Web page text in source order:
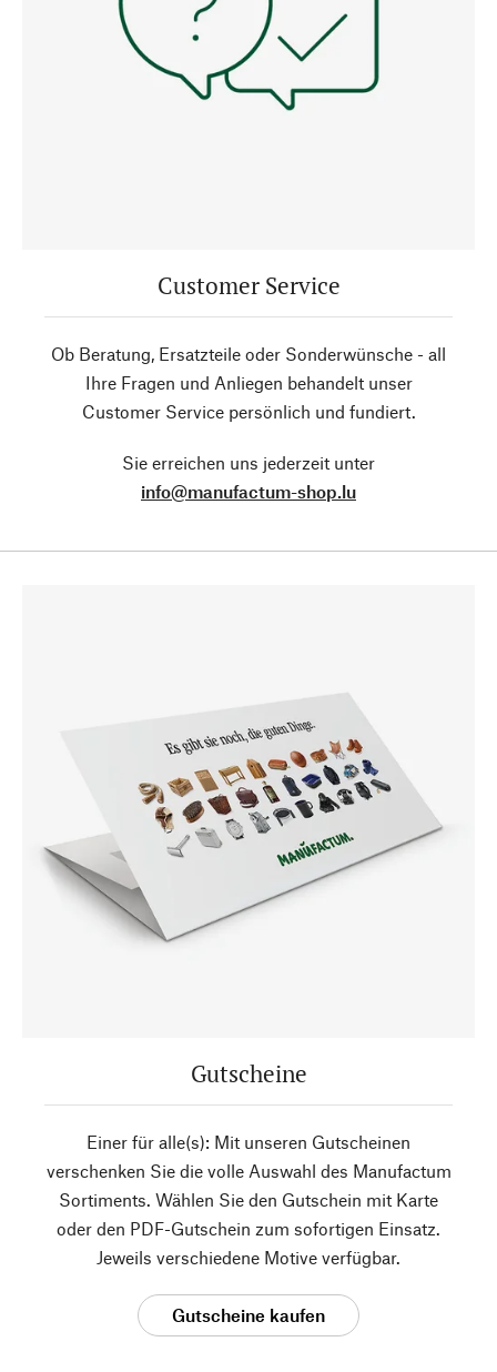
Customer Service
Ob Beratung, Ersatzteile oder Sonderwünsche - all
Ihre Fragen und Anliegen behandelt unser
Customer Service persönlich und fundiert.
Sie erreichen uns jederzeit unter
info@manufactum-shop.lu
Gutscheine
Einer für alle(s): Mit unseren Gutscheinen
verschenken Sie die volle Auswahl des Manufactum
Sortiments. Wählen Sie den Gutschein mit Karte
oder den PDF-Gutschein zum sofortigen Einsatz.
Jeweils verschiedene Motive verfügbar.
Gutscheine kaufen